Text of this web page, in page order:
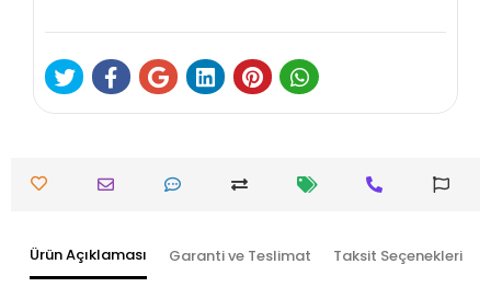
Ürün Açıklaması Garanti ve Teslimat Taksit Seçenekleri